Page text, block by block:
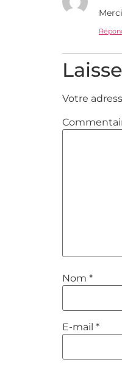
Votre
Nom *
E-mail *